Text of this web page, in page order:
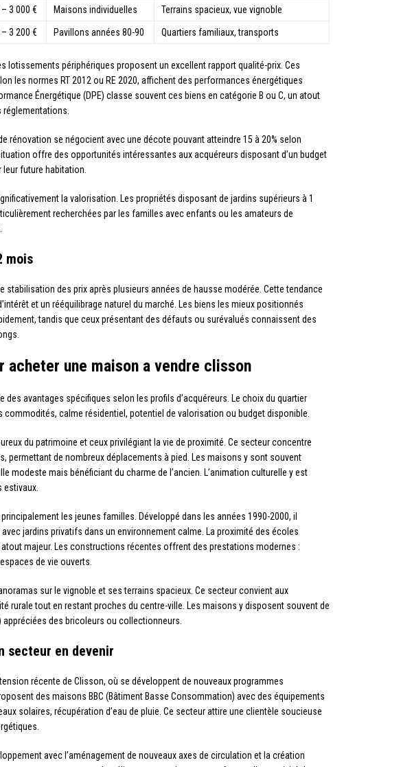
3 000 € Maisons individuelles Terrains spacieux, vue vignoble
3 200 € Pavillons années 80-90 Quartiers familiaux, transports
lotissements périphériques proposent un excellent rapport qualité-prix. Ces
les normes RT 2012 ou RE 2020, affichent des performances énergétiques
Énergétique (DPE) classe souvent ces biens en catégorie B ou C, un atout
rénovation se négocient avec une décote pouvant atteindre 15 à 20% selon
offre des opportunités intéressantes aux acquéreurs disposant d’un budget
future habitation.
la valorisation. Les propriétés disposant de jardins supérieurs à 1
recherchées par les familles avec enfants ou les amateurs de
mois
stabilisation des prix après plusieurs années de hausse modérée. Cette tendance
et un rééquilibrage naturel du marché. Les biens les mieux positionnés
tandis que ceux présentant des défauts ou surévalués connaissent des
acheter une maison a vendre clisson
des avantages spécifiques selon les profils d’acquéreurs. Le choix du quartier
commodités, calme résidentiel, potentiel de valorisation ou budget disponible.
du patrimoine et ceux privilégiant la vie de proximité. Ce secteur concentre
permettant de nombreux déplacements à pied. Les maisons y sont souvent
modeste mais bénéficiant du charme de l’ancien. L’animation culturelle y est
les jeunes familles. Développé dans les années 1990-2000, il
jardins privatifs dans un environnement calme. La proximité des écoles
majeur. Les constructions récentes offrent des prestations modernes :
de vie ouverts.
sur le vignoble et ses terrains spacieux. Ce secteur convient aux
rurale tout en restant proches du centre-ville. Les maisons y disposent souvent de
appréciées des bricoleurs ou collectionneurs.
secteur en devenir
récente de Clisson, où se développent de nouveaux programmes
des maisons BBC (Bâtiment Basse Consommation) avec des équipements
solaires, récupération d’eau de pluie. Ce secteur attire une clientèle soucieuse
avec l’aménagement de nouveaux axes de circulation et la création